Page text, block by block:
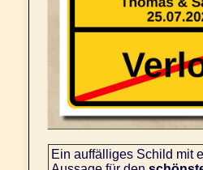
Ein auffälliges Schild mit